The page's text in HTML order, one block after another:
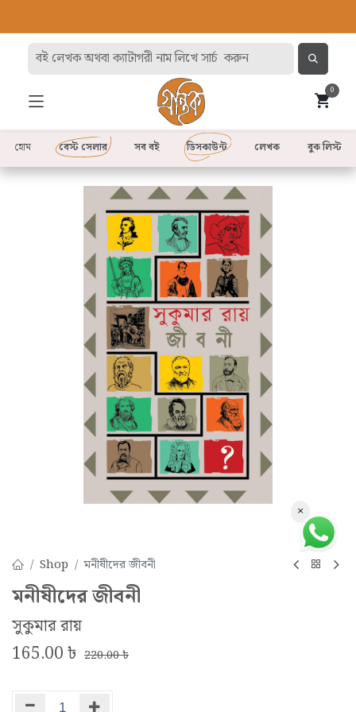
0
হোম বেস্ট সেলার সব বই লেখক
ডিসকাউন্ট বুক লিস্ট
Shop মনীষীদের জীবনী
মনীষীদের জীবনী
সুকুমার রায়
165.00৳ 220.00৳
×